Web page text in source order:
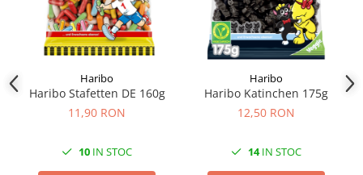
Haribo
Haribo Stafetten DE 160g
11,90 RON
10 IN STOC
Haribo
Haribo Katinchen 175g
12,50 RON
14IN STOC